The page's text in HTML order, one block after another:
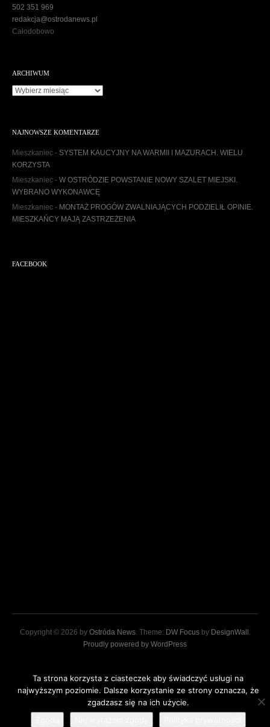
502 351 969
redakcja@ostrodanews.pl
Całodobowo
ARCHIWUM
A
w
u
NAJNOWSZE KOMENTARZE
Mieszkaniec - SYSTEM KAUCYJNY NA WARMII I MAZURACH. WIELU
KORZYSTA
Mieszkaniec - W OSTRÓDZIE POWSTANIE NOWY SZALET MIEJSKI.
WYBRANO WYKONAWCĘ
Mieszkaniec - MONTAŻ PROGÓW ZWALNIAJĄCYCH PODZIELIŁ OPINIE.
MIESZKAŃCY MAJĄ ZASTRZEŻENIA
FACEBOOK
Copyright © 2026 by Ostróda News. Theme: DW Focusby DesignWall.
Proudly powered by WordPress
Ta strona korzysta z ciasteczek aby świadczyć usługi na
najwyższym poziomie. Dalsze korzystanie ze strony oznacza, że
zgadzasz się na ich użycie.